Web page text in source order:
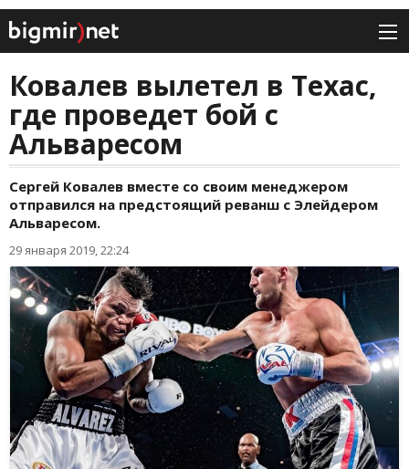
Ковалев вылетел в Техас,
где проведет бой с
Альваресом
Сергей Ковалев вместе со своим менеджером
отправился на предстоящий реванш с Элейдером
Альваресом.
29 января 2019, 22:24